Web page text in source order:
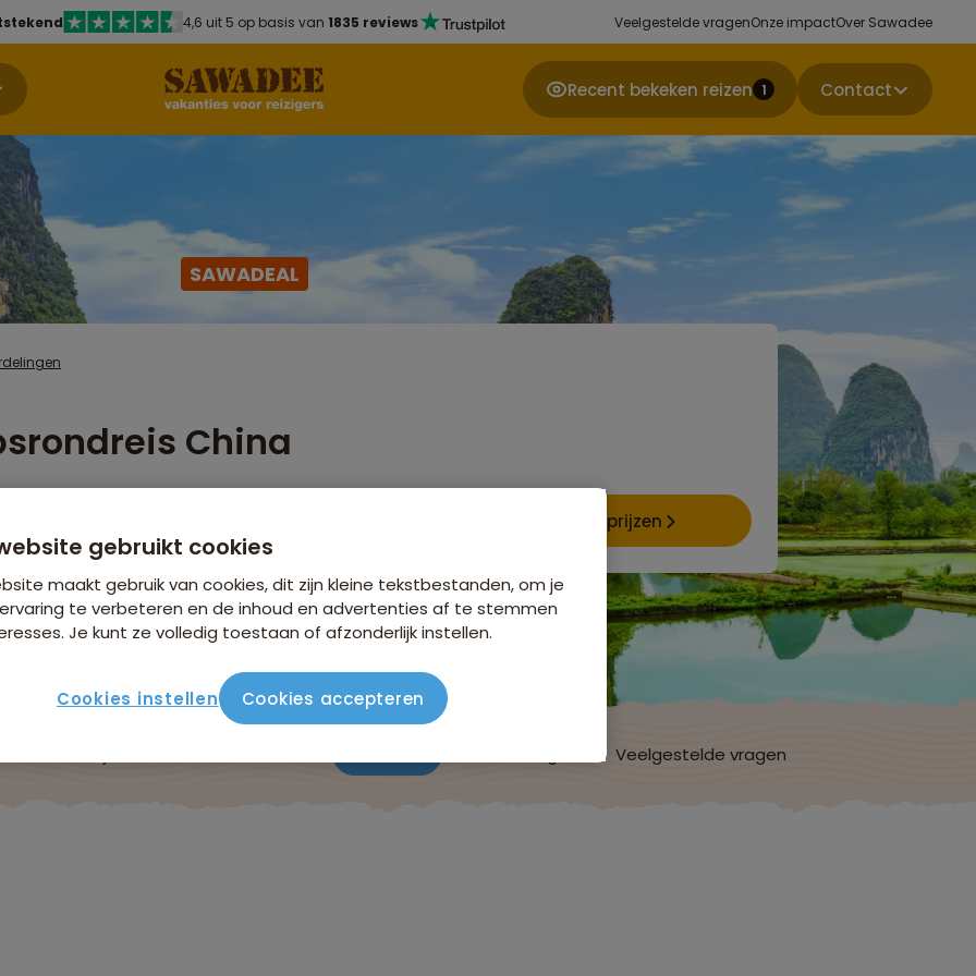
4,6 uit 5 op basis van 1835 reviews Veelgestelde vragenOnze impactOver Sawadee
Recent bekeken reizen 1 Contact
SAWADEAL
China
€26,25 p.p. op basis van 2 personen
Data & prijzen
Veelgestelde vragen
gebruikt cookies
maakt gebruik van cookies, dit zijn kleine tekstbestanden, om je
te verbeteren en de inhoud en advertenties af te stemmen
Je kunt ze volledig toestaan of afzonderlijk instellen.
Cookies instellen Cookies accepteren